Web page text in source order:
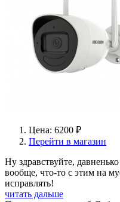
Цена: 6200 ₽
Перейти в магазин
Ну здравствуйте,
вообще, что-то с этим на
исправлять!
читать дальше